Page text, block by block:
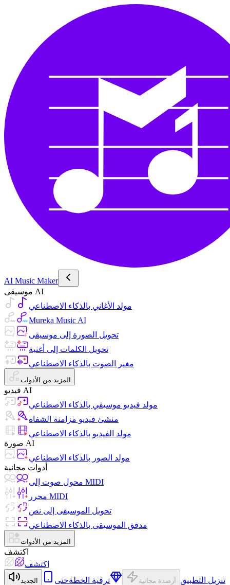
AI Music Maker
موسيقى AI
مولد الأغاني بالذكاء الاصطناعي
Mureka Music AI
تحويل الصورة إلى موسيقى
تحويل الكلمات إلى أغنية
مغير الصوت بالذكاء الاصطناعي
المزيد من الأدوات
فيديو AI
مولد فيديو موسيقي بالذكاء الاصطناعي
منشئ فيديو مزامنة الشفاه
مولد الفيديو بالذكاء الاصطناعي
صورة AI
مولد الصور بالذكاء الاصطناعي
أدوات مجانية
محول صوت إلى MIDI
محرر MIDI
تحويل الموسيقى إلى نص
مدقق الموسيقى بالذكاء الاصطناعي
المزيد من الأدوات
اكتشف
اكتشف
الجديد تنزيل التطبيق أرصدة مجانية ترقية الخطةحتى